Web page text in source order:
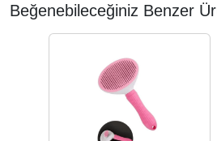
Beğenebileceğiniz Benzer